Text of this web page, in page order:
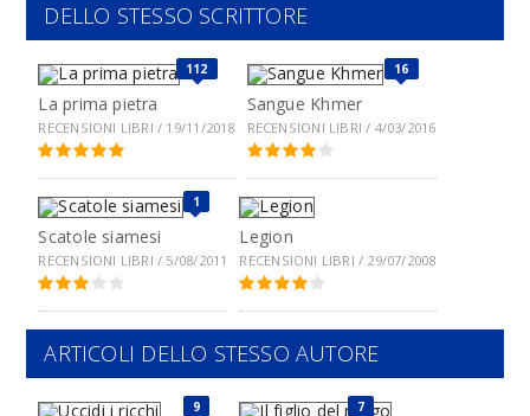
DELLO STESSO SCRITTORE
112
La prima pietra
RECENSIONI LIBRI / 19/11/2018
16
Sangue Khmer
RECENSIONI LIBRI / 4/03/2016
1
Scatole siamesi
RECENSIONI LIBRI / 5/08/2011
Legion
RECENSIONI LIBRI / 29/07/2008
ARTICOLI DELLO STESSO AUTORE
9 7